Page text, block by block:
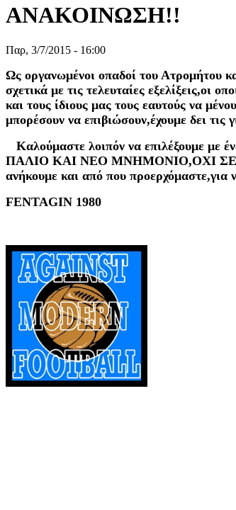
ANΑΚΟΙΝΩΣΗ!!
Παρ, 3/7/2015 - 16:00
Ως οργανωμένοι οπαδοί του Ατρομήτου
σχετικά με τις τελευταίες εξελίξεις,οι
και τους ίδιους μας τους εαυτούς να
μπορέσουν να επιβιώσουν,έχουμε δει
Καλούμαστε λοιπόν να επιλέξουμε με
ΠΑΛΙΟ ΚΑΙ ΝΕΟ ΜΝΗΜΟΝΙΟ,ΟΧΙ ΣΕ
ανήκουμε και από που προερχόμαστε,για
FENTAGIN 1980